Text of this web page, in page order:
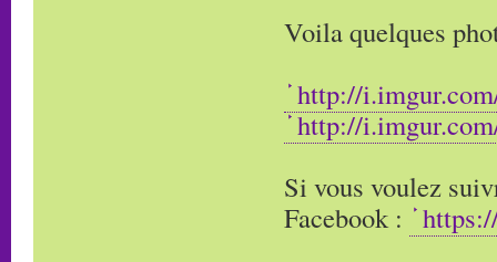
Voila quelques
http://
http://
Si vous voulez
Facebook :